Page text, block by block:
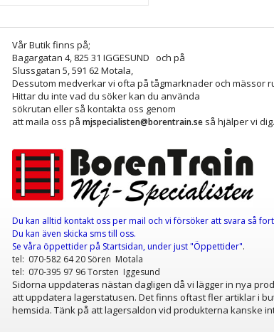
Vår Butik finns på;
Bagargatan 4, 825 31 IGGESUND och på
Slussgatan 5, 591 62 Motala,
Dessutom medverkar vi ofta på tågmarknader och mässor
Hittar du inte vad du söker kan du använda
sökrutan eller så kontakta oss genom
att maila oss på mjspecialisten@borentrain.se så hjälper vi dig.
Du kan alltid kontakt oss per mail och vi försöker att svara så
Du kan även skicka sms till oss.
Se våra öppettiderpå Startsidan, under just "Öppettider".
tel: 070-582 64 20 Sören Motala
tel: 070-395 97 96 Torsten Iggesund
Sidorna uppdateras nästan dagligen då vi lägger in nya
att uppdatera lagerstatusen. Det finns oftast fler artiklar i
hemsida. Tänk på att lagersaldon vid produkterna kanske